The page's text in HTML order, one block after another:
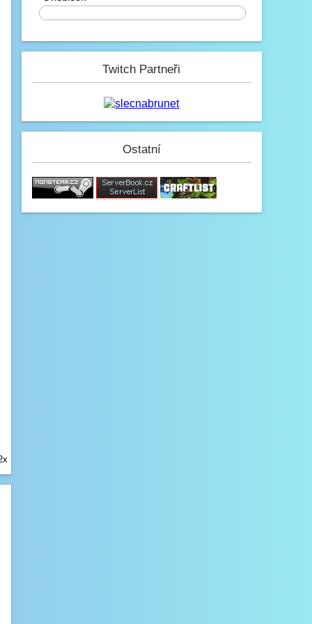
Paulie
4.2. 2023, 05:13
Na JB opravené modely, tak se
nelekněte až se vám budou znovu
stahovat :D
(y)
Paulie
3.2. 2023, 12:34
0%
Twitch Partneři
Ostatní